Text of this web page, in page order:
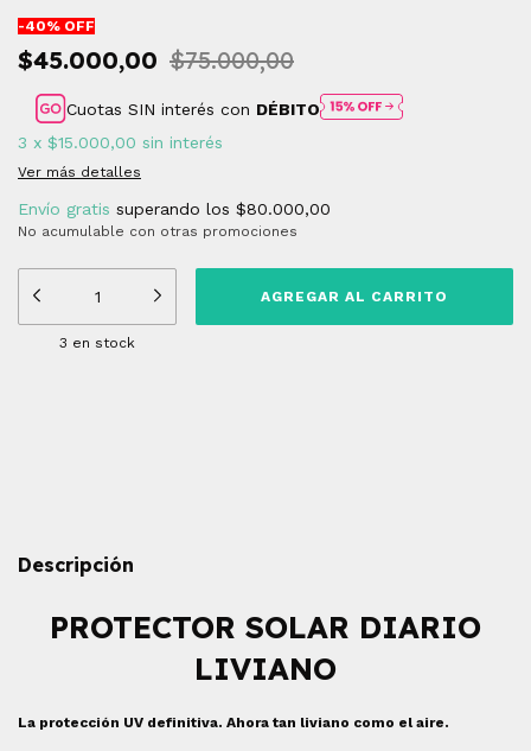
-40% OFF
$45.000,00 $75.000,00
Cuotas SIN interés con DÉBITO
3 x $15.000,00 sin interés
Ver más detalles
Envío gratis superando los $80.000,00
No acumulable con otras promociones
3 en stock
Descripción
PROTECTOR SOLAR DIARIO
LIVIANO
La protección UV definitiva. Ahora tan liviano como el aire.